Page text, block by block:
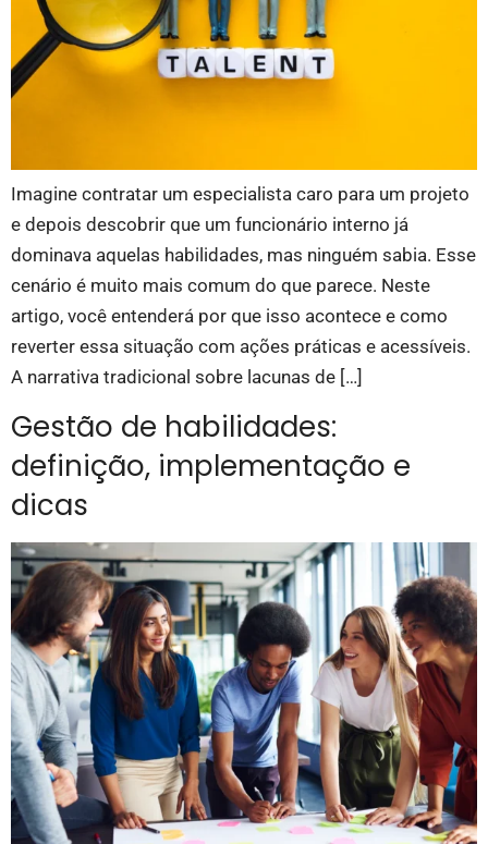
Imagine contratar um especialista caro para um projeto
e depois descobrir que um funcionário interno já
dominava aquelas habilidades, mas ninguém sabia. Esse
cenário é muito mais comum do que parece. Neste
artigo, você entenderá por que isso acontece e como
reverter essa situação com ações práticas e acessíveis.
A narrativa tradicional sobre lacunas de […]
Gestão de habilidades:
definição, implementação e
dicas